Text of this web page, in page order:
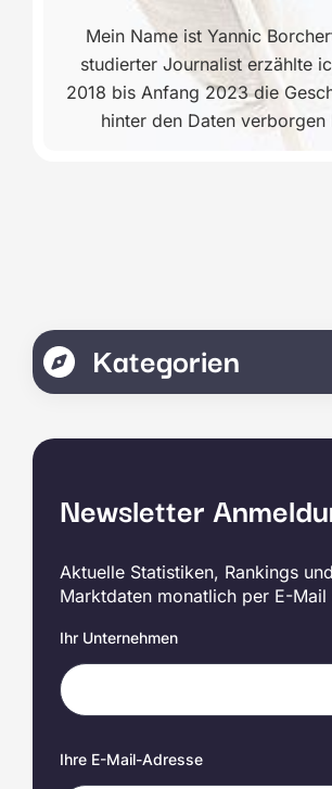
Mein Name ist Yannic
studierter Journalist erzählte
2018 bis Anfang 2023 die
hinter den Daten verborgen
Kategorien
Newsletter
Aktuelle Statistiken, Rankings und
Marktdaten monatlich per E-Mail
Ihr Unternehmen
Ihre E-Mail-Adresse